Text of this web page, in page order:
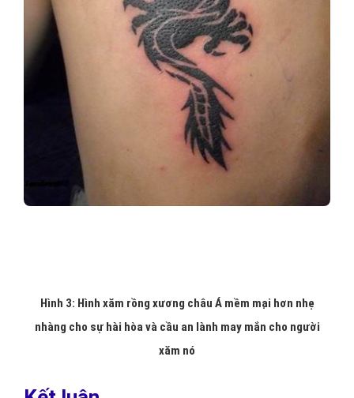
Hình 3: Hình xăm rồng xương châu Á mềm mại hơn nhẹ
nhàng cho sự hài hòa và cầu an lành may mắn cho người
xăm nó